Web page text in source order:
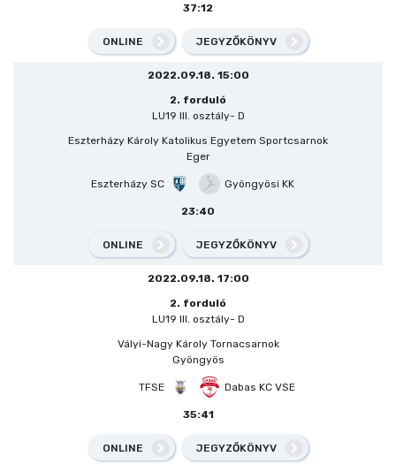
37:12
ONLINE JEGYZŐKÖNYV
2022.09.18. 15:00
2. forduló
LU19 III. osztály- D
Eszterházy Károly Katolikus Egyetem Sportcsarnok
Eger
Eszterházy SC Gyöngyösi KK
23:40
ONLINE JEGYZŐKÖNYV
2022.09.18. 17:00
2. forduló
LU19 III. osztály- D
Vályi-Nagy Károly Tornacsarnok
Gyöngyös
TFSE Dabas KC VSE
35:41
ONLINE JEGYZŐKÖNYV